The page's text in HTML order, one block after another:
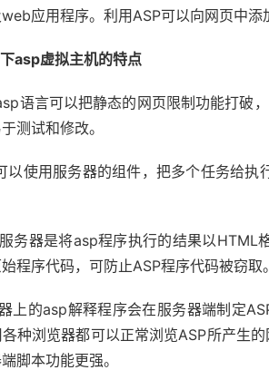
应用程序。利用ASP可以向网页中添
asp虚拟主机的特点
语言可以把静态的网页限制功能打破
测试和修改。
以使用服务器的组件，把多个任务给
务器是将asp程序执行的结果以HTML
程序代码，可防止ASP程序代码被窃取。
上的asp解释程序会在服务器端制定
种浏览器都可以正常浏览ASP所产生
脚本功能更强。